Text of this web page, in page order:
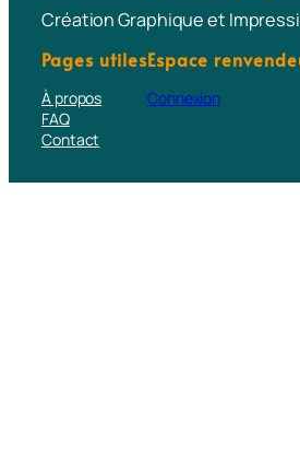
Création Graphique et
Pages utiles
À propos
FAQ
Contact
Espace
Connexion